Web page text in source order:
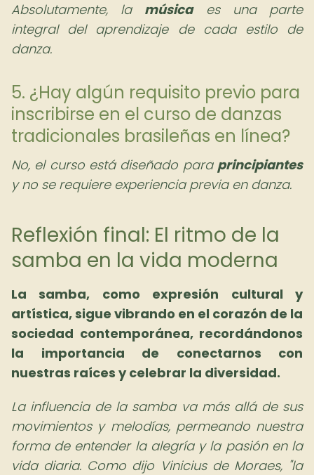
Absolutamente, la músicaes una parte
integral del aprendizaje de cada estilo de
danza.
5. ¿Hay algún requisito previo para
inscribirse en el curso de danzas
tradicionales brasileñas en línea?
No, el curso está diseñado para principiantes
y no se requiere experiencia previa en danza.
Reflexión final: El ritmo de la
samba en la vida moderna
La samba, como expresión cultural y
artística, sigue vibrando en el corazón de la
sociedad contemporánea, recordándonos
la importancia de conectarnos con
nuestras raíces y celebrar la diversidad.
La influencia de la samba va más allá de sus
movimientos y melodías, permeando nuestra
forma de entender la alegría y la pasión en la
vida diaria. Como dijo Vinicius de Moraes, "la